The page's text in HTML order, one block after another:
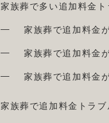
家族葬で多い追加料金
家族葬で追加料金
家族葬で追加料金
家族葬で追加料金
家族葬で追加料金トラ